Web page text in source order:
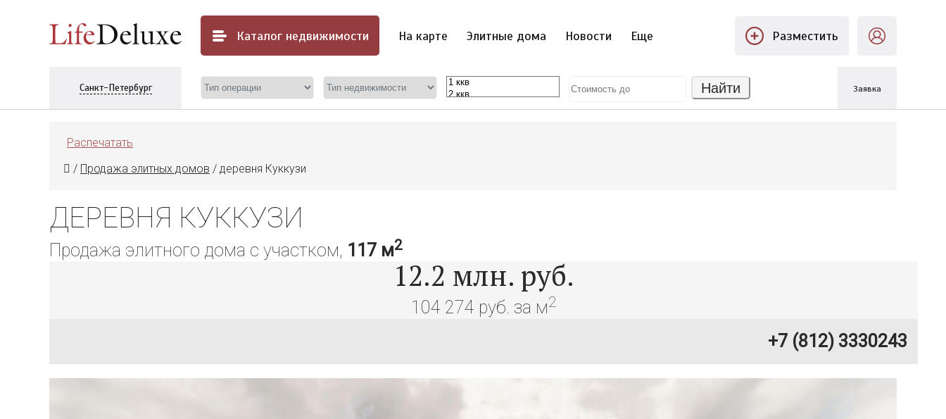
Каталог недвижимости На карте Элитные дома Новости Еще Разместить
Санкт-Петербург Найти Заявка
Распечатать
/ Продажа элитных домов / деревня Куккузи
ДЕРЕВНЯ КУККУЗИ
Продажа элитного дома с участком, 117 м2
12.2 млн. руб.
104 274 руб. за м2
+7 (812) 3330243